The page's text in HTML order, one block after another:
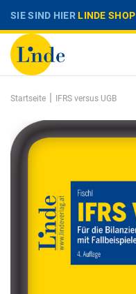
SIE SIND HIERLINDE SHOP
Startseite | IFRS versus UGB